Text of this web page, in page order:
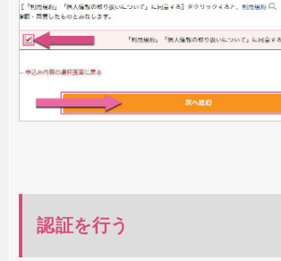
認証を行う